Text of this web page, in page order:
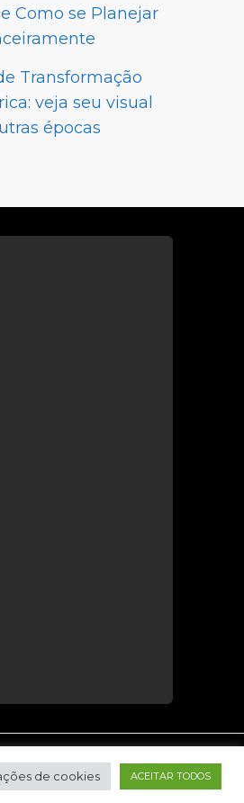
Como se Planejar
Transformação
veja seu visual
épocas
de cookies ACEITAR TODOS